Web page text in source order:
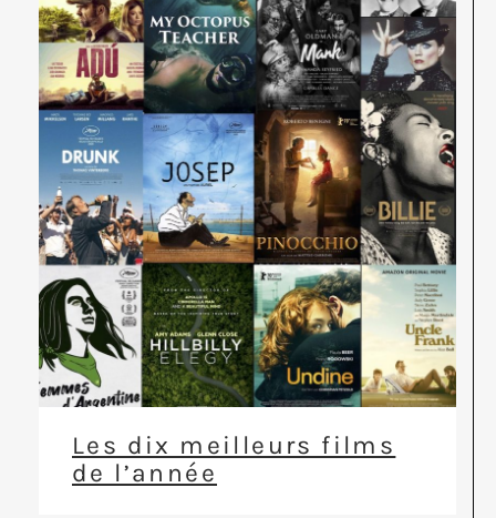
Les dix meilleurs films
de l’année